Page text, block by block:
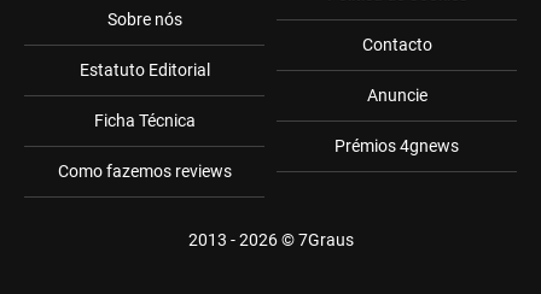
Sobre nós
Estatuto Editorial
Ficha Técnica
Como fazemos reviews
Contacto
Anuncie
Prémios 4gnews
2013 - 2026 ©7Graus